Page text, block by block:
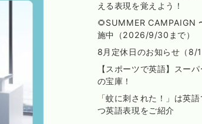
える表現を覚えよう！
🌻SUMMER CAMPAIGN
施中（2026/9/30まで）
8月定休日のお知らせ（8/
【スポーツで英語】スー
の宝庫！
「蚊に刺された！」は英
つ英語表現をご紹介